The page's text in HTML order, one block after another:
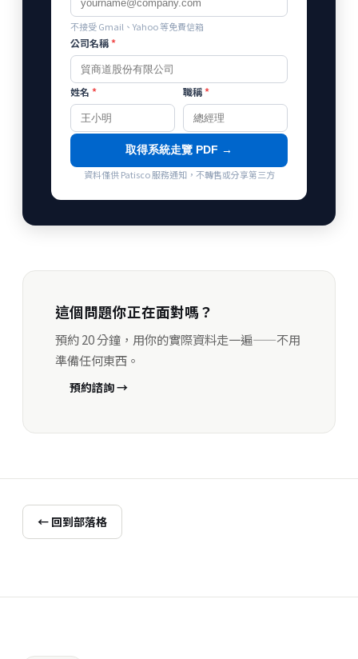
不接受 Gmail、Yahoo 等免費信箱
公司名稱*
姓名 * 職稱*
取得系統走覽 PDF →
資料僅供 Patisco 服務通知，不轉售或分享第三方
這個問題你正在面對嗎？
預約 20 分鐘，用你的實際資料走一遍——不用
準備任何東西。
預約諮詢 →
← 回到部落格